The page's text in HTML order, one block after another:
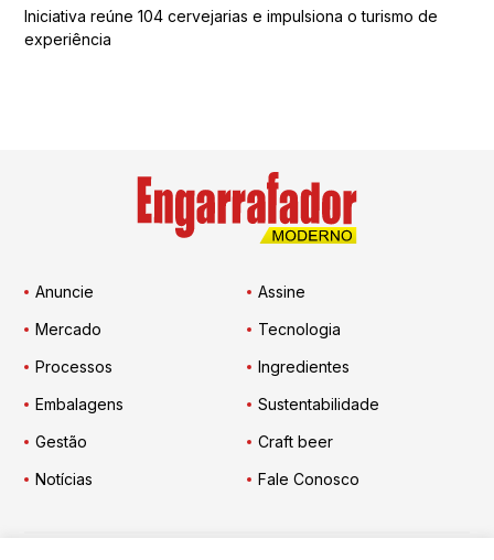
Iniciativa reúne 104 cervejarias e impulsiona o turismo de
experiência
Anuncie
Assine
Mercado
Tecnologia
Processos
Ingredientes
Embalagens
Sustentabilidade
Gestão
Craft beer
Notícias
Fale Conosco